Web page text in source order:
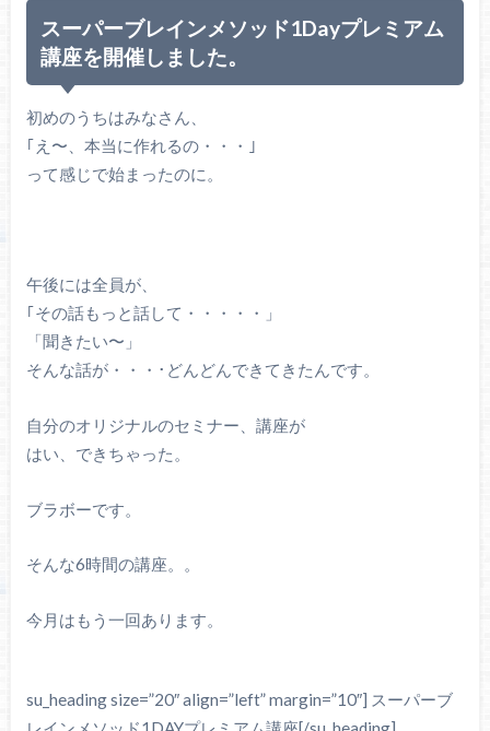
スーパーブレインメソッド1Dayプレミアム
講座を開催しました。
初めのうちはみなさん、
｢え〜、本当に作れるの・・・｣
って感じで始まったのに。
午後には全員が、
｢その話もっと話して・・・・・」
「聞きたい〜」
そんな話が・・・･どんどんできてきたんです。
自分のオリジナルのセミナー、講座が
はい、できちゃった。
ブラボーです。
そんな6時間の講座。。
今月はもう一回あります。
su_heading size=”20″ align=”left” margin=”10″] スーパーブ